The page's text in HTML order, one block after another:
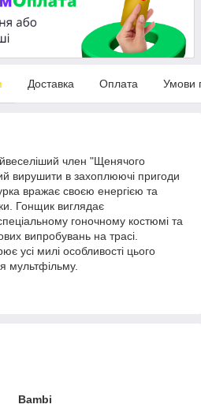
Доставка Оплата Умови
член "Щенячого
вирушити в захоплюючі пригоди
вражає своєю енергією та
Гонщик виглядає
гоночному костюмі та
випробувань на трасі.
усі милі особливості цього
мультфільму.
Bambi